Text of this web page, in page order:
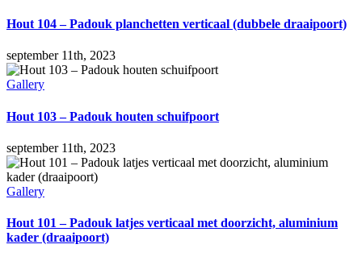
Hout 104 – Padouk planchetten verticaal (dubbele draaipoort)
september 11th, 2023
Gallery
Hout 103 – Padouk houten schuifpoort
september 11th, 2023
Gallery
Hout 101 – Padouk latjes verticaal met doorzicht, aluminium
kader (draaipoort)